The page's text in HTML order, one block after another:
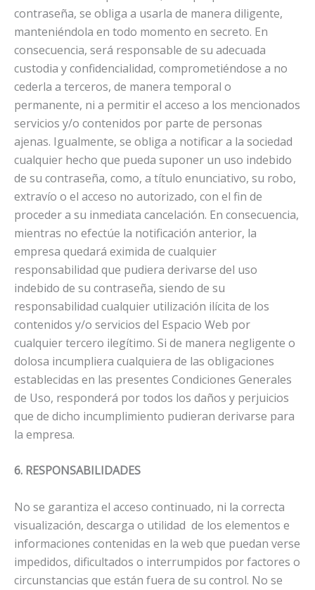
contraseña, se obliga a usarla de manera diligente,
manteniéndola en todo momento en secreto. En
consecuencia, será responsable de su adecuada
custodia y confidencialidad, comprometiéndose a no
cederla a terceros, de manera temporal o
permanente, ni a permitir el acceso a los mencionados
servicios y/o contenidos por parte de personas
ajenas. Igualmente, se obliga a notificar a la sociedad
cualquier hecho que pueda suponer un uso indebido
de su contraseña, como, a título enunciativo, su robo,
extravío o el acceso no autorizado, con el fin de
proceder a su inmediata cancelación. En consecuencia,
mientras no efectúe la notificación anterior, la
empresa quedará eximida de cualquier
responsabilidad que pudiera derivarse del uso
indebido de su contraseña, siendo de su
responsabilidad cualquier utilización ilícita de los
contenidos y/o servicios del Espacio Web por
cualquier tercero ilegítimo. Si de manera negligente o
dolosa incumpliera cualquiera de las obligaciones
establecidas en las presentes Condiciones Generales
de Uso, responderá por todos los daños y perjuicios
que de dicho incumplimiento pudieran derivarse para
la empresa.
6. RESPONSABILIDADES
No se garantiza el acceso continuado, ni la correcta
visualización, descarga o utilidad de los elementos e
informaciones contenidas en la web que puedan verse
impedidos, dificultados o interrumpidos por factores o
circunstancias que están fuera de su control. No se